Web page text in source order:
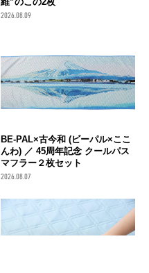
2026.08.09
BE-PAL×古今和 (ビーパル×ここ
んわ) ／ 45周年記念 クールパス
マフラー２枚セット
2026.08.07